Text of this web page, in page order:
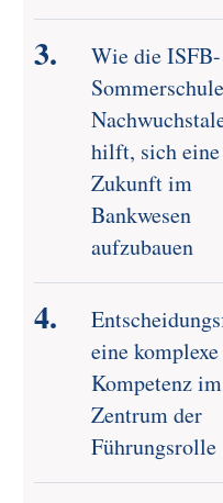
Wie die ISFB-
Sommerschule
hilft, sich eine
Zukunft im
Bankwesen
aufzubauen
eine komplexe
Kompetenz im
Zentrum der
Führungsrolle